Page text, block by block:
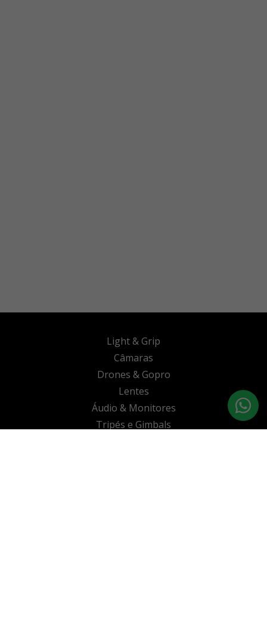
Light & Grip
Câmaras
Drones & Gopro
Lentes
Áudio & Monitores
Tripés e Gimbals